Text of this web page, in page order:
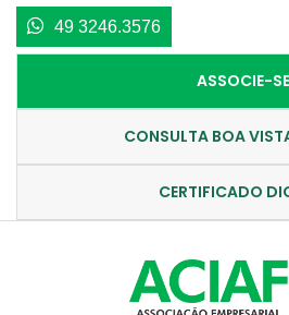
49 3246.3576
ASSOCIE-SE
CONSULTA BOA
CERTIFICADO